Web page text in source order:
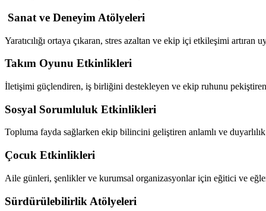
Sanat ve Deneyim Atölyeleri
Yaratıcılığı ortaya çıkaran, stres azaltan ve ekip içi etkileşimi artıran
Takım Oyunu Etkinlikleri
İletişimi güçlendiren, iş birliğini destekleyen ve ekip ruhunu
Sosyal Sorumluluk Etkinlikleri
Topluma fayda sağlarken ekip bilincini geliştiren anlamlı ve
Çocuk Etkinlikleri
Aile günleri, şenlikler ve kurumsal organizasyonlar için eğitici ve
Sürdürülebilirlik Atölyeleri